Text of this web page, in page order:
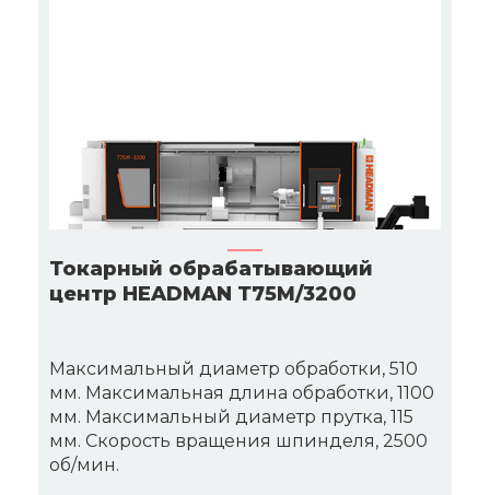
Токарный обрабатывающий
центр HEADMAN Т75M/3200
Максимальный диаметр обработки, 510
мм. Максимальная длина обработки, 1100
мм. Максимальный диаметр прутка, 115
мм. Скорость вращения шпинделя, 2500
об/мин.